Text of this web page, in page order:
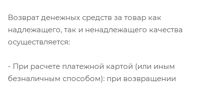
Возврат денежных средств за товар как
надлежащего, так и ненадлежащего качества
осуществляется:
- При расчете платежной картой (или иным
безналичным способом): при возвращении